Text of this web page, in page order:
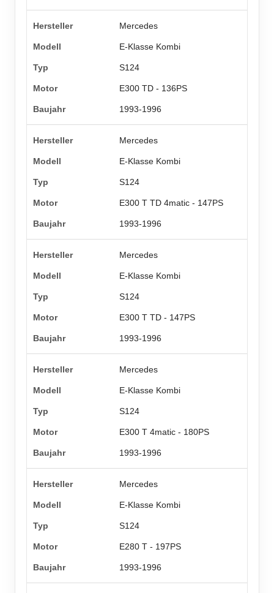
Mercedes
E-Klasse Kombi
S124
E300 TD - 136PS
1993-1996
Mercedes
E-Klasse Kombi
S124
E300 T TD 4matic - 147PS
1993-1996
Mercedes
E-Klasse Kombi
S124
E300 T TD - 147PS
1993-1996
Mercedes
E-Klasse Kombi
S124
E300 T 4matic - 180PS
1993-1996
Mercedes
E-Klasse Kombi
S124
E280 T - 197PS
1993-1996